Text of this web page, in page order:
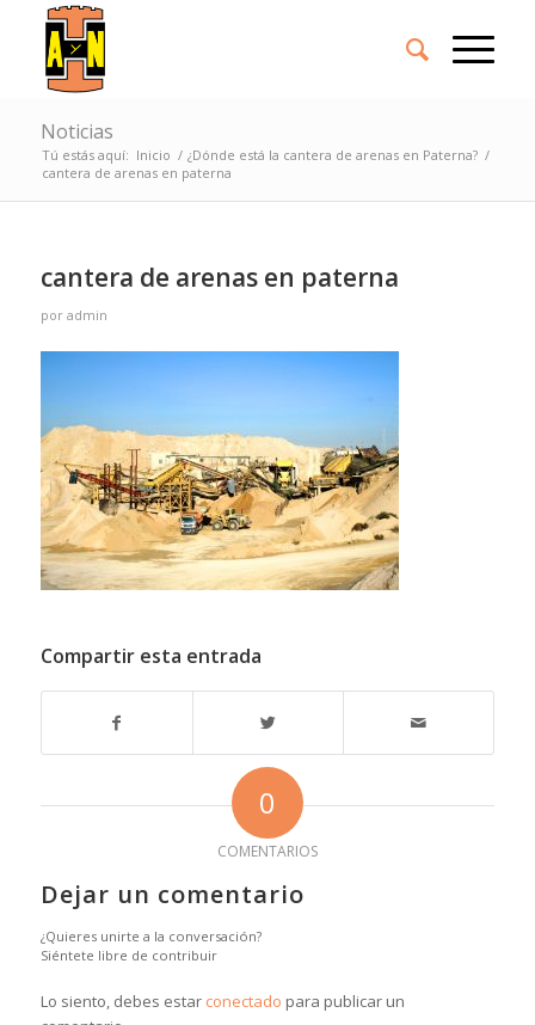
Noticias
Tú estás aquí: Inicio / ¿Dónde está la cantera de arenas en Paterna? /
cantera de arenas en paterna
cantera de arenas en paterna
por admin
Compartir esta entrada
0
COMENTARIOS
Dejar un comentario
¿Quieres unirte a la conversación?
Siéntete libre de contribuir
Lo siento, debes estar conectado para publicar un